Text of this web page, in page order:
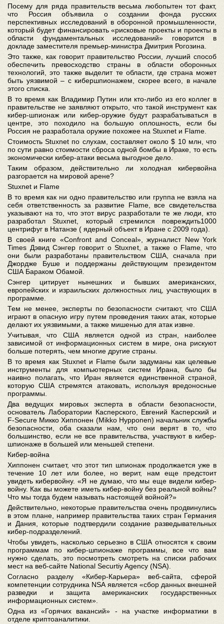
Посему для ряда правительств весьма любопытен тот факт,
что Россия объявила о создании фонда русских
перспективных исследований в оборонной промышленности,
который будет финансировать «рисковые проекты и проекты в
области фундаментальных исследований» говорится в
докладе заместителя премьер-министра Дмитрия Рогозина.
Это также, как говорит правительство России, лучший способ
обеспечить превосходство страны в области оборонных
технологий, это также выделит те области, где страна может
быть уязвимой – с кибершпионажем, скорее всего, в начале
этого списка.
В то время как Владимир Путин или кто-либо из его коллег в
правительстве не заявляют открыто, что такой инструмент как
кибер-шпионаж или кибер-оружие будут разрабатываться в
центре, это походило на большую оплошность, если бы
Россия не разработала оружие похожее на Stuxnet и Flame.
Стоимость Stuxnet по слухам, составляет около $ 10 млн, что
по сути равно стоимости сброса одной бомбы в Ираке, то есть
экономически кибер-атаки весьма выгодное дело.
Таким образом, действительно ли холодная кибервойна
разгорается на мировой арене?
Stuxnet и Flame
В то время как ни одно правительство или группа не взяла на
себя ответственность за развитие Flame, все свидетельства
указывают на то, что этот вирус разработали те же люди, кто
разработал Stuxnet, который стремился повреждить1000
центрифуг в Натанзе ( ядерный объект в Иране с 2009 года).
В своей книге «Confront and Conceal», журналист New York
Times Дэвид Сэнгер говорит о Stuxnet, а также о Flame, что
они были разработаны правительством США, сначала при
Джордже Буше и поддержаны действующим президентом
США Бараком Обамой.
Сэнгер цитирует нынешних и бывших американских,
европейских и израильских должностных лиц, участвующих в
программе.
Тем не менее, эксперты по безопасности считают, что США
играют в опасную игру путем проведения таких атак, которые
делают их уязвимыми, а также мишенью для атак извне.
Учитывая, что США является одной из стран, наиболее
зависимой от информационных систем в мире, она рискуют
больше потерять, чем многие другие страны.
В то время как Stuxnet и Flame были задуманы как целевые
инструменты для компьютерных систем Ирана, было бы
наивно полагать, что Иран является единственной страной,
которую США стремятся атаковать, используя вредоносные
программы.
Два ведущих мировых эксперта в области безопасности,
основатель Лаборатории Касперского, Евгений Касперский и
F-Secure Микко Хиппонен (Mikko Hypponen) начальник службы
безопасности, оба сказали нам, что они верят в то, что
большинство, если не все правительства, участвуют в кибер-
шпионаже в большей или меньшей степени.
Кибер-война
Хиппонен считает, что этот тип шпионаж продолжается уже в
течение 10 лет или более, но верит, нам еще предстоит
увидеть кибервойну. «Я не думаю, что мы еще видели кибер-
войну. Как вы можете иметь кибер-войну без реальной войны?
Что мы тогда будем называть настоящей войной?»
Действительно, некоторые правительства очень продвинулись
в этом плане, например правительства таких стран Германия
и Дания, которые подтвердили создание разведывательных
кибер-подразделений.
Чтобы увидеть, насколько серьезно в США относятся к своим
программам по кибер-шпионаже программы, все что вам
нужно сделать, это посмотреть смотреть на списки рабочих
мест на веб-сайте National Securtiy Agency (NSA).
Согласно разделу «Кибер-Карьера» веб-сайта, сферой
компетенции сотрудника NSA является «сбор данных внешней
разведки и защита американских государственных
информационных систем».
Одна из «Горячих вакансий» - на участке информатики в
отделе криптоаналитики.